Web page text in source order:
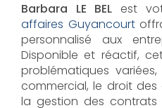
Barbara LE BEL est
affaires Guyancourt
personnalisé aux
Disponible et réactif,
problématiques
commercial, le droit
la gestion des contrats